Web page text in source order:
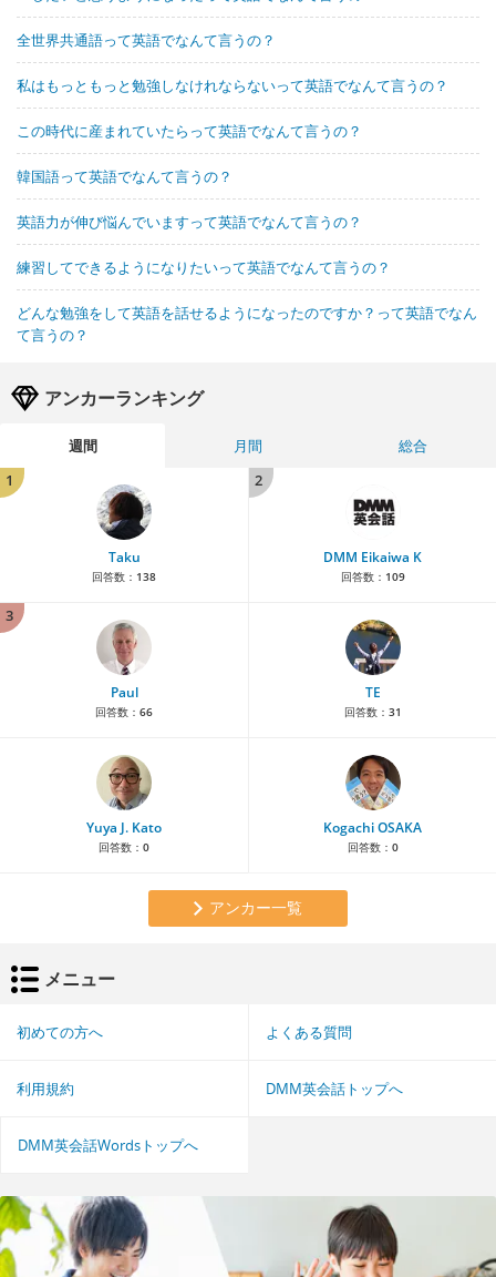
全世界共通語って英語でなんて言うの？
私はもっともっと勉強しなけれならないって英語でなんて言うの？
この時代に産まれていたらって英語でなんて言うの？
韓国語って英語でなんて言うの？
英語力が伸び悩んでいますって英語でなんて言うの？
練習してできるようになりたいって英語でなんて言うの？
どんな勉強をして英語を話せるようになったのですか？って英語でなん
て言うの？
アンカーランキング
週間 月間
総合
1
Taku
回答数： 138
2
DMM Eikaiwa K
回答数： 109
3
Paul
回答数： 66
TE
回答数： 31
Yuya J. Kato
回答数： 0
Kogachi OSAKA
回答数： 0
アンカー一覧
メニュー
初めての方へ よくある質問
利用規約 DMM英会話トップへ
DMM英会話Wordsトップへ